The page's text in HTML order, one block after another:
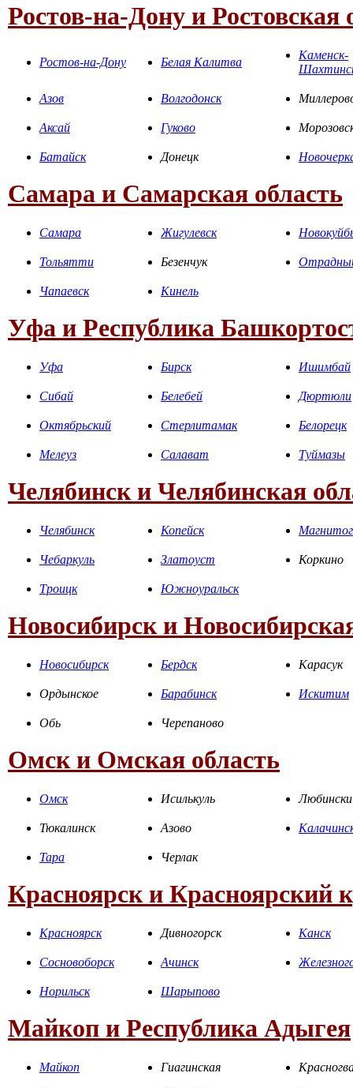
Ростов-на-Дону и Ростовская
Ростов-на-Дону Белая Калитва
Каменск-
Азов Волгодонск
Аксай Гуково
Батайск Донецк
Самара и Самарская область
Самара Жигулевск
Тольятти Безенчук
Чапаевск Кинель
Уфа и Республика
Уфа Бирск Ишимбай
Сибай Белебей Дюртюли
Октябрьский Стерлитамак Белорецк
Мелеуз Салават Туймазы
Челябинск и Челябинская
Челябинск Копейск
Чебаркуль Златоуст Коркино
Троицк Южноуральск
Новосибирск и
Новосибирск Бердск Карасук
Ордынское Барабинск Искитим
Обь Черепаново
Омск и Омская область
Омск Исилькуль
Тюкалинск Азово
Тара Черлак
Красноярск и Красноярский
Красноярск Дивногорск Канск
Сосновоборск Ачинск
Норильск Шарыпово
Майкоп и Республика Адыгея
Майкоп Гиагинская